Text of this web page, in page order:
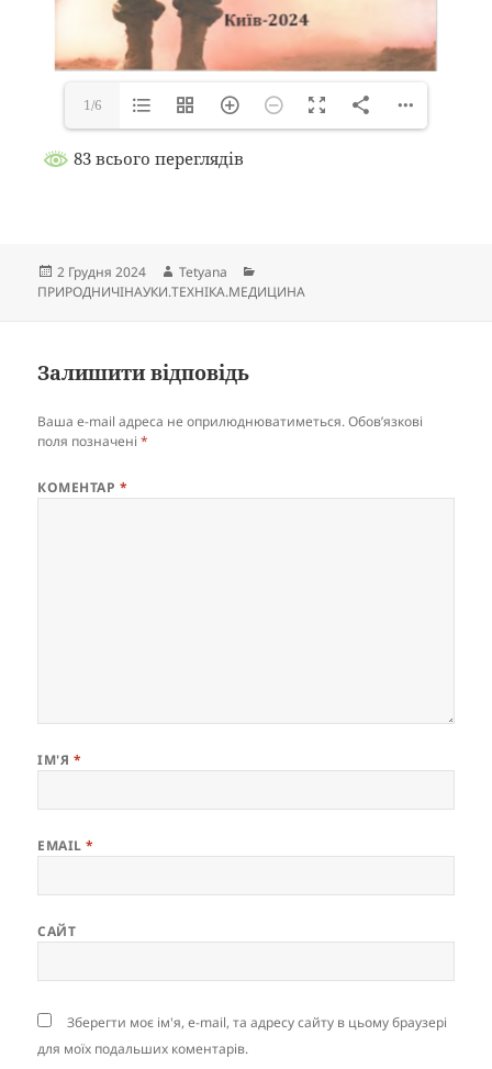
1/6
83 всього переглядів
Опубліковано
2 Грудня 2024 Автор
Tetyana
ПРИРОДНИЧІНАУКИ.ТЕХНІКА.МЕДИЦИНА
Залишити відповідь
Ваша e-mail адреса не оприлюднюватиметься. Обов’язкові
поля позначені*
КОМЕНТАР *
ІМ'Я *
EMAIL*
САЙТ
Зберегти моє ім'я, e-mail, та адресу сайту в цьому браузері
для моїх подальших коментарів.